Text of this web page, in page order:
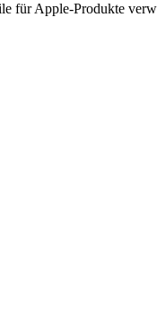
für Apple-Produkte